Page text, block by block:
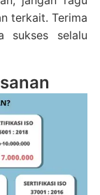
terkait. Terima
sukses selalu